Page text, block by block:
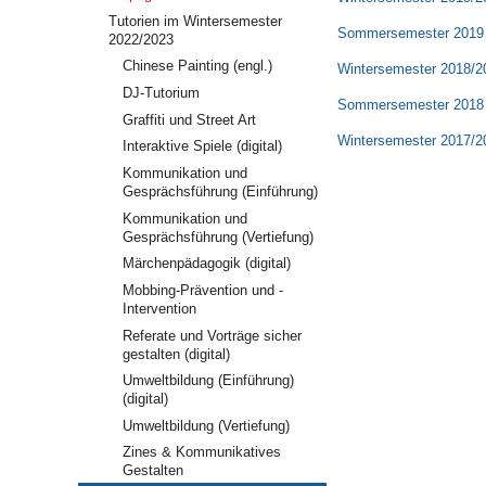
Sommersemester 2019
Wintersemester 2018/
Sommersemester 2018
Wintersemester 2017/
Tutorien im Wintersemester
2022/2023
Chinese Painting (engl.)
DJ-Tutorium
Graffiti und Street Art
Interaktive Spiele (digital)
Kommunikation und
Gesprächsführung (Einführung)
Kommunikation und
Gesprächsführung (Vertiefung)
Märchenpädagogik (digital)
Mobbing-Prävention und -
Intervention
Referate und Vorträge sicher
gestalten (digital)
Umweltbildung (Einführung)
(digital)
Umweltbildung (Vertiefung)
Zines & Kommunikatives
Gestalten